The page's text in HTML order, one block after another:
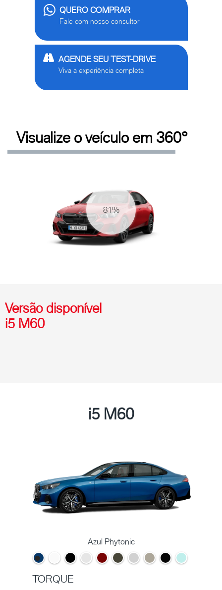
QUERO COMPRAR
Fale com nosso consultor
AGENDE SEU TEST-DRIVE
Viva a experiência completa
Visualize o veículo em 360°
86%
Versão disponível
i5 M60
i5 M60
Azul Phytonic
TORQUE